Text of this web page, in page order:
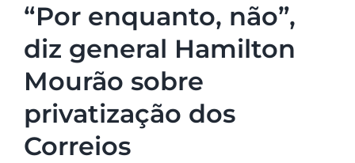
“Por enquanto, não”,
diz general Hamilton
Mourão sobre
privatização dos
Correios